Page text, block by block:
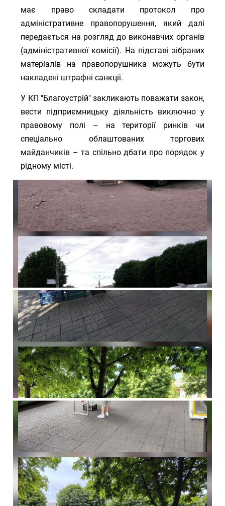
має право складати протокол про
адміністративне правопорушення, який далі
передається на розгляд до виконавчих органів
(адміністративної комісії). На підставі зібраних
матеріалів на правопорушника можуть бути
накладені штрафні санкції.
У ​КП "Благоустрій" закликають поважати закон,
вести підприємницьку діяльність виключно у
правовому полі – на території ринків чи
спеціально облаштованих торгових
майданчиків – та спільно дбати про порядок у
рідному місті.